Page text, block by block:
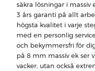
säkra lösningar i massiv
3 års garanti på allt
högsta kvalitet i varje
med en personlig
och bekymmersfri för
på 8 mm massiv ek ser
vacker, utan också